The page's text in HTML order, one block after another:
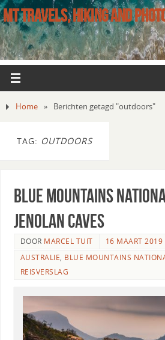
MT TRAVELS, HIKING AND
Home » Berichten getagd "outdoors"
TAG: OUTDOORS
Blue mountains
Jenolan caves
DOOR MARCEL TUIT
16 MAART 2019
AUSTRALIE, BLUE MOUNTAINS
REISVERSLAG